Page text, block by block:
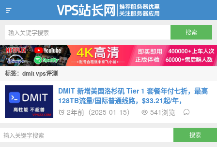
VPS站长网
标签：dmit vps评测
DMIT 新增美国洛杉矶 Tier 1 套餐年付七折，最高
128TB流量/国际普通线路，$33.21起/年，
2年前（2025-01-15）
541浏览